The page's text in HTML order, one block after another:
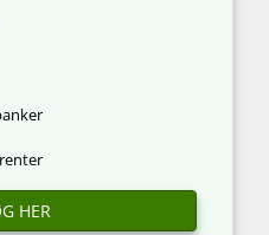
HER